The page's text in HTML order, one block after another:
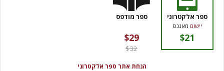
ספר אלקטרוני
יישום מאגנס
$21
ספר מודפס
$29
$32
הנחת אתר ספר אלקטרוני